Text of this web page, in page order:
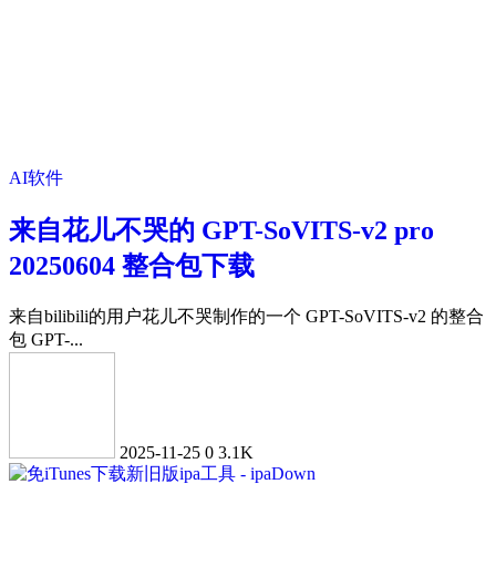
AI软件
来自花儿不哭的 GPT-SoVITS-v2 pro
20250604 整合包下载
来自bilibili的用户花儿不哭制作的一个 GPT-SoVITS-v2 的整合
包 GPT-...
2025-11-25 0 3.1K